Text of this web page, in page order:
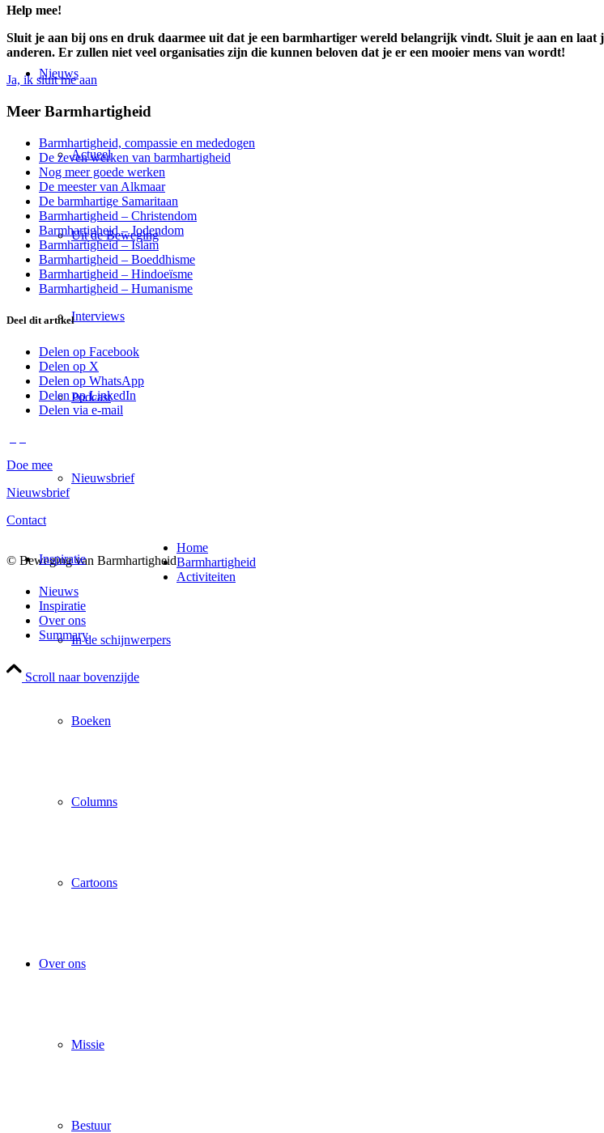
Nieuws
Actueel
Uit de Beweging
Interviews
Podcast
Nieuwsbrief
Inspiratie
In de schijnwerpers
Boeken
Columns
Cartoons
Over ons
Missie
Bestuur
Help mee!
Sluit je aan bij ons en druk daarmee uit dat je een barmhartiger wereld belangrijk vindt. Sluit je aan en laat
anderen. Er zullen niet veel organisaties zijn die kunnen beloven dat je er een mooier mens van wordt!
Ja, ik sluit me aan
Meer Barmhartigheid
Barmhartigheid, compassie en mededogen
De zeven werken van barmhartigheid
Nog meer goede werken
De meester van Alkmaar
De barmhartige Samaritaan
Barmhartigheid – Christendom
Barmhartigheid – Jodendom
Barmhartigheid – Islam
Barmhartigheid – Boeddhisme
Barmhartigheid – Hindoeïsme
Barmhartigheid – Humanisme
Deel dit artikel
Delen op Facebook
Delen op X
Delen op WhatsApp
Delen op LinkedIn
Delen via e-mail
Doe mee
Nieuwsbrief
Contact
© Beweging van Barmhartigheid
Home
Barmhartigheid
Activiteiten
Nieuws
Inspiratie
Over ons
Summary
Scroll naar bovenzijde